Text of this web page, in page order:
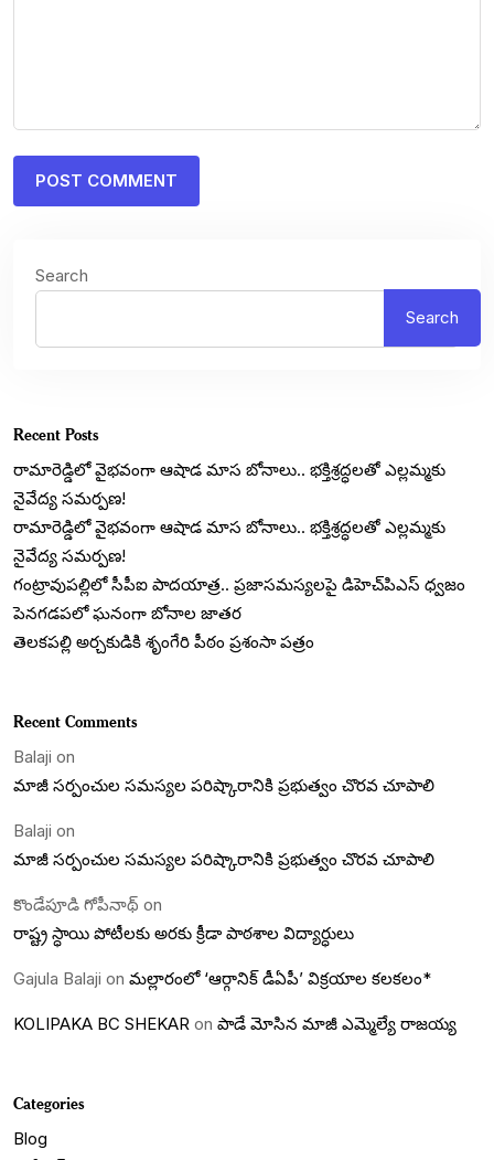
Search
Search
Recent Posts
రామారెడ్డిలో వైభవంగా ఆషాడ మాస బోనాలు.. భక్తిశ్రద్ధలతో ఎల్లమ్మకు
నైవేద్య సమర్పణ!
రామారెడ్డిలో వైభవంగా ఆషాడ మాస బోనాలు.. భక్తిశ్రద్ధలతో ఎల్లమ్మకు
నైవేద్య సమర్పణ!
గంట్రావుపల్లిలో సీపీఐ పాదయాత్ర.. ప్రజాసమస్యలపై డిహెచ్‌పిఎస్ ధ్వజం
పెనగడపలో ఘనంగా బోనాల జాతర
తెలకపల్లి అర్చకుడికి శృంగేరి పీఠం ప్రశంసా పత్రం
Recent Comments
Balaji on
మాజీ సర్పంచుల సమస్యల పరిష్కారానికి ప్రభుత్వం చొరవ చూపాలి
Balaji on
మాజీ సర్పంచుల సమస్యల పరిష్కారానికి ప్రభుత్వం చొరవ చూపాలి
కొండేపూడి గోపీనాథ్ on
రాష్ట్ర స్ధాయి పోటీలకు అరకు క్రీడా పాఠశాల విద్యార్ధులు
Gajula Balaji on మల్లారంలో ‘ఆర్గానిక్ డీఏపీ’ విక్రయాల కలకలం*
KOLIPAKA BC SHEKAR on పాడే మోసిన మాజీ ఎమ్మెల్యే రాజయ్య
Categories
Blog